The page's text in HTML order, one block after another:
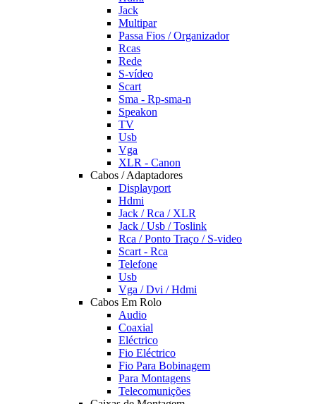
Jack
Multipar
Passa Fios / Organizador
Rcas
Rede
S-vídeo
Scart
Sma - Rp-sma-n
Speakon
TV
Usb
Vga
XLR - Canon
Cabos / Adaptadores
Displayport
Hdmi
Jack / Rca / XLR
Jack / Usb / Toslink
Rca / Ponto Traço / S-video
Scart - Rca
Telefone
Usb
Vga / Dvi / Hdmi
Cabos Em Rolo
Audio
Coaxial
Eléctrico
Fio Eléctrico
Fio Para Bobinagem
Para Montagens
Telecomunições